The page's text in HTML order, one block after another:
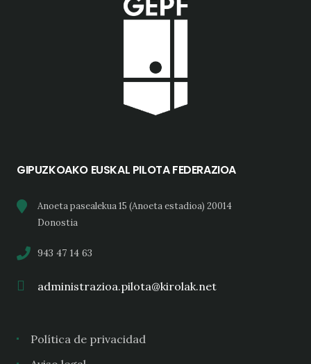
GIPUZKOAKO EUSKAL PILOTA FEDERAZIOA
Anoeta pasealekua 15 (Anoeta estadioa) 20014
Donostia
943 47 14 63
administrazioa.pilota@kirolak.net
Política de privacidad